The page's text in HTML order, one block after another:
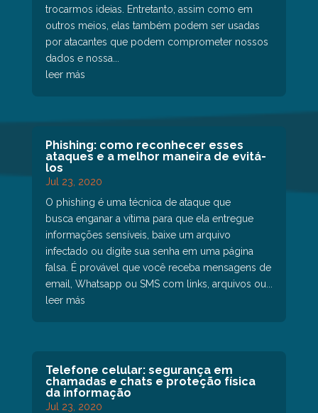
trocarmos ideias. Entretanto, assim como em
outros meios, elas também podem ser usadas
por atacantes que podem comprometer nossos
dados e nossa...
leer más
Phishing: como reconhecer esses
ataques e a melhor maneira de evitá-
los
Jul 23, 2020
O phishing é uma técnica de ataque que
busca enganar a vítima para que ela entregue
informações sensíveis, baixe um arquivo
infectado ou digite sua senha em uma página
falsa. É provável que você receba mensagens de
email, Whatsapp ou SMS com links, arquivos ou...
leer más
Telefone celular: segurança em
chamadas e chats e proteção física
da informação
Jul 23, 2020